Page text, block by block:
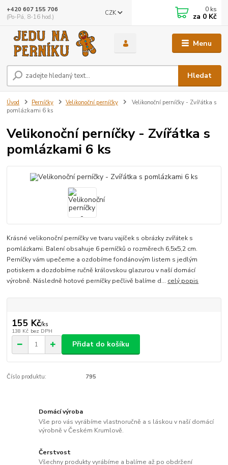
Menu
CZK
Hledat
+420 607 155 706
(Po-Pá, 8-16 hod.)
0 ks
za 0 Kč
Úvod Perníčky Velikonoční perníčky
Velikonoční perníčky - Zvířátka s
pomlázkami 6 ks
Velikonoční perníčky - Zvířátka s
pomlázkami 6 ks
Krásné velikonoční perníčky ve tvaru vajíček s obrázky zvířátek s
pomlázkami. Balení obsahuje 6 perníčků o rozměrech 6,5x5,2 cm.
Perníčky vám upečeme a ozdobíme fondánovým listem s jedlým
potiskem a dozdobíme ručně královskou glazurou v naší domácí
výrobně. Následně hotové perníčky pečlivě balíme d... celý popis
155 Kč/ks
138 Kč bez DPH
Přidat do košíku
Číslo produktu: 795
Domácí výroba
Vše pro vás vyrábíme vlastnoručně a s láskou v naší domácí
výrobně v Českém Krumlově.
Čerstvost
Všechny produkty vyrábíme a balíme až po obdržení